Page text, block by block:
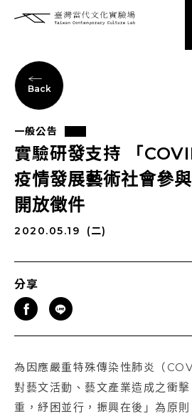
Back
一般公告
實驗研發支持 「
疫情發展藝術社會參
開放徵件
2020.05.19 (二)
分享
為因應嚴重特殊傳染性肺炎（
對藝文活動、藝文產業造成之衝
重，紓困並行，振興在後」為原